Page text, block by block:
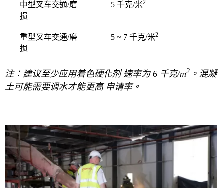
中型叉车交通/磨
损
5 千克/米2
重型叉车交通/磨
损
5 ~ 7 千克/米2
注：建议至少应用着色硬化剂 速率为 6 千克/m2 。混凝
土可能需要调水才能更高 申请率。